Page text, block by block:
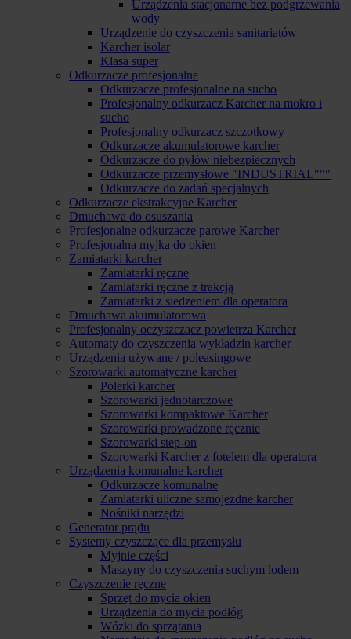
Urządzenia stacjonarne bez podgrzewania
wody
Urządzenie do czyszczenia sanitariatów
Karcher isolar
Klasa super
Odkurzacze profesjonalne
Odkurzacze profesjonalne na sucho
Profesjonalny odkurzacz Karcher na mokro i
sucho
Profesjonalny odkurzacz szczotkowy
Odkurzacze akumulatorowe karcher
Odkurzacze do pyłów niebezpiecznych
Odkurzacze przemysłowe "INDUSTRIAL"""
Odkurzacze do zadań specjalnych
Odkurzacze ekstrakcyjne Karcher
Dmuchawa do osuszania
Profesjonalne odkurzacze parowe Karcher
Profesjonalna myjka do okien
Zamiatarki karcher
Zamiatarki ręczne
Zamiatarki ręczne z trakcją
Zamiatarki z siedzeniem dla operatora
Dmuchawa akumulatorowa
Profesjonalny oczyszczacz powietrza Karcher
Automaty do czyszczenia wykładzin karcher
Urządzenia używane / poleasingowe
Szorowarki automatyczne karcher
Polerki karcher
Szorowarki jednotarczowe
Szorowarki kompaktowe Karcher
Szorowarki prowadzone ręcznie
Szorowarki step-on
Szorowarki Karcher z fotelem dla operatora
Urządzenia komunalne karcher
Odkurzacze komunalne
Zamiatarki uliczne samojezdne karcher
Nośniki narzędzi
Generator prądu
Systemy czyszczące dla przemysłu
Myjnie części
Maszyny do czyszczenia suchym lodem
Czyszczenie ręczne
Sprzęt do mycia okien
Urządzenia do mycia podłóg
Wózki do sprzątania